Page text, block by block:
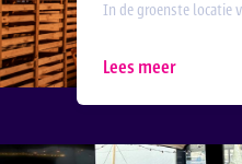
In de groenste locatie
Lees meer